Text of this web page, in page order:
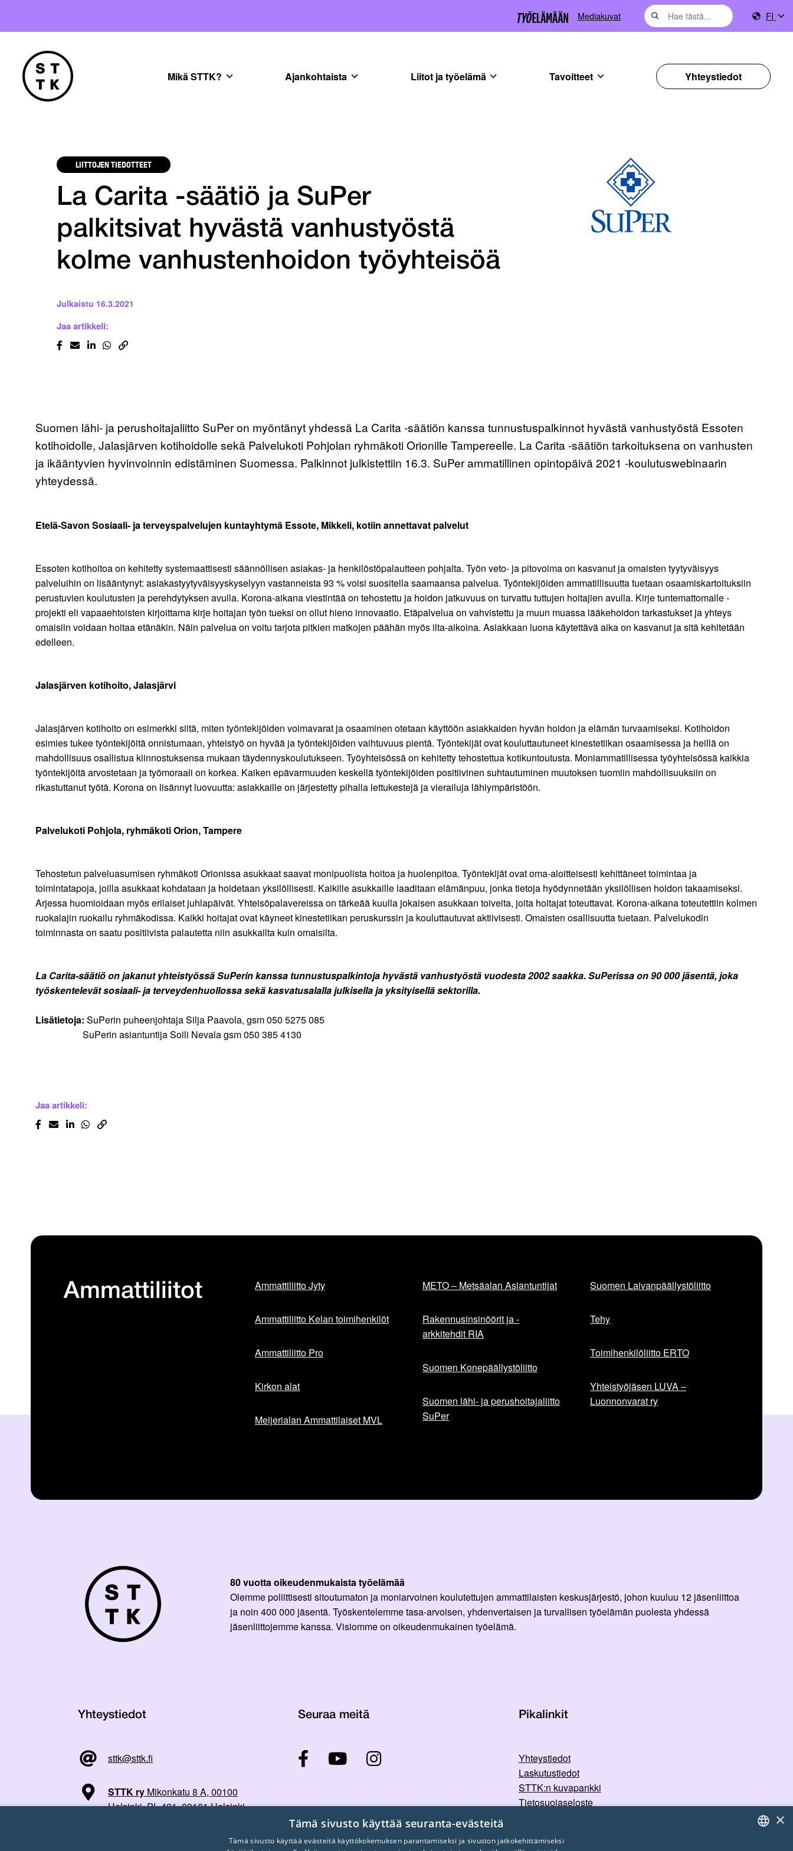
Mediakuvat FI
Mikä STTK? Ajankohtaista Liitot ja työelämä Tavoitteet Yhteystiedot
LIITTOJEN TIEDOTTEET
La Carita -säätiö ja SuPer
palkitsivat hyvästä vanhustyöstä
kolme vanhustenhoidon työyhteisöä
Julkaistu 16.3.2021
Jaa artikkeli:
Suomen lähi- ja perushoitajaliitto SuPer on myöntänyt yhdessä La Carita -säätiön kanssa tunnustuspalkinnot hyvästä vanhustyöstä Essoten
kotihoidolle, Jalasjärven kotihoidolle sekä Palvelukoti Pohjolan ryhmäkoti Orionille Tampereelle. La Carita -säätiön tarkoituksena on vanhusten
ja ikääntyvien hyvinvoinnin edistäminen Suomessa. Palkinnot julkistettiin 16.3. SuPer ammatillinen opintopäivä 2021 -koulutuswebinaarin
yhteydessä.
Etelä-Savon Sosiaali- ja terveyspalvelujen kuntayhtymä Essote, Mikkeli, kotiin annettavat palvelut
Essoten kotihoitoa on kehitetty systemaattisesti säännöllisen asiakas- ja henkilöstöpalautteen pohjalta. Työn veto- ja pitovoima on kasvanut ja omaisten tyytyväisyys
palveluihin on lisääntynyt: asiakastyytyväisyyskyselyyn vastanneista 93 % voisi suositella saamaansa palvelua. Työntekijöiden ammatillisuutta tuetaan osaamiskartoituksiin
perustuvien koulutusten ja perehdytyksen avulla. Korona-aikana viestintää on tehostettu ja hoidon jatkuvuus on turvattu tuttujen hoitajien avulla. Kirje tuntemattomalle -
projekti eli vapaaehtoisten kirjoittama kirje hoitajan työn tueksi on ollut hieno innovaatio. Etäpalvelua on vahvistettu ja muun muassa lääkehoidon tarkastukset ja yhteys
omaisiin voidaan hoitaa etänäkin. Näin palvelua on voitu tarjota pitkien matkojen päähän myös ilta-aikoina. Asiakkaan luona käytettävä aika on kasvanut ja sitä kehitetään
edelleen.
Jalasjärven kotihoito, Jalasjärvi
Jalasjärven kotihoito on esimerkki siitä, miten työntekijöiden voimavarat ja osaaminen otetaan käyttöön asiakkaiden hyvän hoidon ja elämän turvaamiseksi. Kotihoidon
esimies tukee työntekijöitä onnistumaan, yhteistyö on hyvää ja työntekijöiden vaihtuvuus pientä. Työntekijät ovat kouluttautuneet kinestetiikan osaamisessa ja heillä on
mahdollisuus osallistua kiinnostuksensa mukaan täydennyskoulutukseen. Työyhteisössä on kehitetty tehostettua kotikuntoutusta. Moniammatillisessa työyhteisössä kaikkia
työntekijöitä arvostetaan ja työmoraali on korkea. Kaiken epävarmuuden keskellä työntekijöiden positiivinen suhtautuminen muutoksen tuomiin mahdollisuuksiin on
rikastuttanut työtä. Korona on lisännyt luovuutta: asiakkaille on järjestetty pihalla lettukestejä ja vierailuja lähiympäristöön.
Palvelukoti Pohjola, ryhmäkoti Orion, Tampere
Tehostetun palveluasumisen ryhmäkoti Orionissa asukkaat saavat monipuolista hoitoa ja huolenpitoa. Työntekijät ovat oma-aloitteisesti kehittäneet toimintaa ja
toimintatapoja, joilla asukkaat kohdataan ja hoidetaan yksilöllisesti. Kaikille asukkaille laaditaan elämänpuu, jonka tietoja hyödynnetään yksilöllisen hoidon takaamiseksi.
Arjessa huomioidaan myös erilaiset juhlapäivät. Yhteisöpalavereissa on tärkeää kuulla jokaisen asukkaan toiveita, joita hoitajat toteuttavat. Korona-aikana toteutettiin kolmen
ruokalajin ruokailu ryhmäkodissa. Kaikki hoitajat ovat käyneet kinestetiikan peruskurssin ja kouluttautuvat aktiivisesti. Omaisten osallisuutta tuetaan. Palvelukodin
toiminnasta on saatu positiivista palautetta niin asukkailta kuin omaisilta.
La Carita-säätiö on jakanut yhteistyössä SuPerin kanssa tunnustuspalkintoja hyvästä vanhustyöstä vuodesta 2002 saakka.SuPerissa on 90 000 jäsentä, joka
työskentelevät sosiaali- ja terveydenhuollossa sekä kasvatusalalla julkisella ja yksityisellä sektorilla.
Lisätietoja: SuPerin puheenjohtaja Silja Paavola, gsm 050 5275 085
SuPerin asiantuntija Soili Nevala gsm 050 385 4130
Jaa artikkeli:
Ammattiliitot Ammattiliitto Jyty
Ammattiliitto Kelan toimihenkilöt
Ammattiliitto Pro
Kirkon alat
Meijerialan Ammattilaiset MVL
METO – Metsäalan Asiantuntijat
Rakennusinsinöörit ja -
arkkitehdit RIA
Suomen Konepäällystöliitto
Suomen lähi- ja perushoitajaliitto
SuPer
Suomen Laivanpäällystöliitto
Tehy
Toimihenkilöliitto ERTO
Yhteistyöjäsen LUVA –
Luonnonvarat ry
80 vuotta oikeudenmukaista työelämää
Olemme poliittisesti sitoutumaton ja moniarvoinen koulutettujen ammattilaisten keskusjärjestö, johon kuuluu 12 jäsenliittoa
ja noin 400 000 jäsentä. Työskentelemme tasa-arvoisen, yhdenvertaisen ja turvallisen työelämän puolesta yhdessä
jäsenliittojemme kanssa. Visiomme on oikeudenmukainen työelämä.
Yhteystiedot
sttk@sttk.fi
STTK ry Mikonkatu 8 A, 00100
Helsinki, PL 421, 00101 Helsinki
Seuraa meitä Pikalinkit
Yhteystiedot
Laskutustiedot
STTK:n kuvapankki
Tietosuojaseloste
×
Tämä sivusto käyttää seuranta-evästeitä
Tämä sivusto käyttää evästeitä käyttökokemuksen parantamiseksi ja sivuston jatkokehittämiseksi